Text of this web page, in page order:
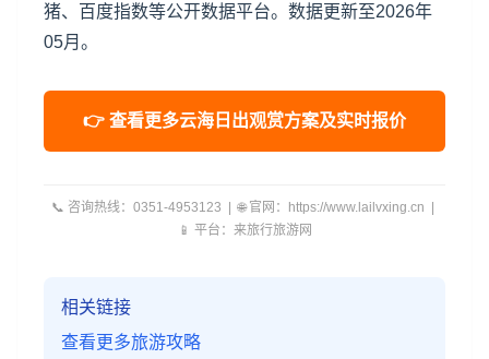
猪、百度指数等公开数据平台。数据更新至2026年
05月。
👉 查看更多云海日出观赏方案及实时报价
📞 咨询热线：0351-4953123 | 🌐 官网：https://www.lailvxing.cn |
📱 平台：来旅行旅游网
相关链接
查看更多旅游攻略